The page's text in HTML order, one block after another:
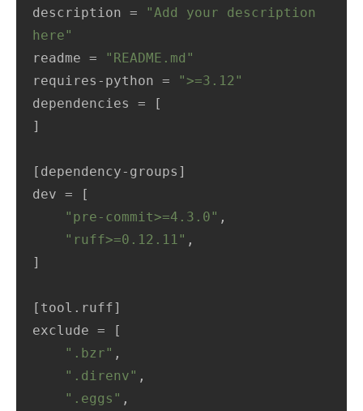
description =
"Add your description
here"
readme =
"README.md"
requires-python =
">=3.12"
dependencies = [
]
[dependency-groups]
dev = [
"pre-commit>=4.3.0" ,
"ruff>=0.12.11" ,
]
[tool.ruff]
exclude = [
".bzr" ,
".direnv" ,
".eggs" ,